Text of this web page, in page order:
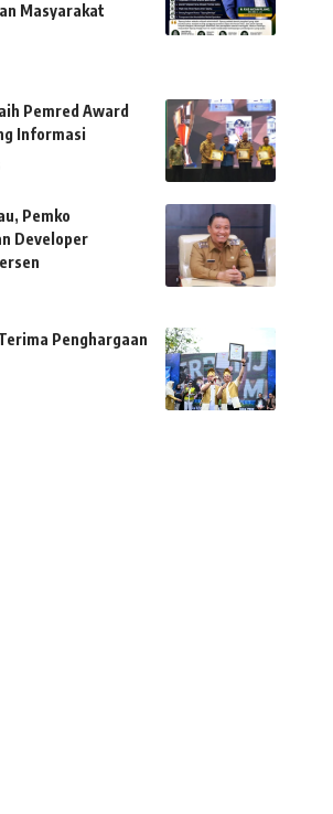
Masyarakat
Pemred Award
Informasi
Pemko
Developer
Penghargaan